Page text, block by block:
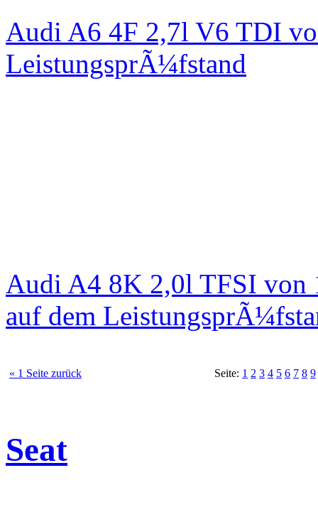
Audi A6 4F 2,7l V6 TDI
LeistungsprÃ¼fstand
Audi A4 8K 2,0l TFSI von
auf dem
« 1 Seite zurück Seite: 1 2 3 4 5 6 7 8 9
Seat